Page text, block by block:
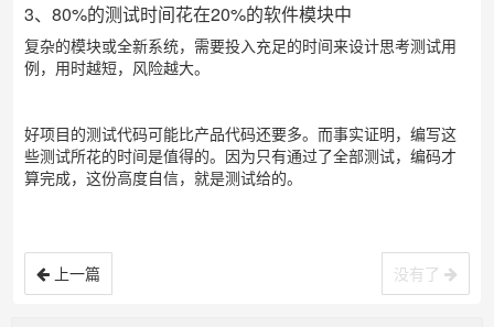
3、80%的测试时间花在20%的软件模块中
复杂的模块或全新系统，需要投入充足的时间来设计思考测试用
例，用时越短，风险越大。
好项目的测试代码可能比产品代码还要多。而事实证明，编写这
些测试所花的时间是值得的。因为只有通过了全部测试，编码才
算完成，这份高度自信，就是测试给的。
上一篇 没有了